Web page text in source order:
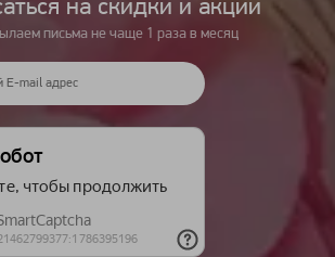
на cкидки и акции
письма не чаще 1 раза в месяц